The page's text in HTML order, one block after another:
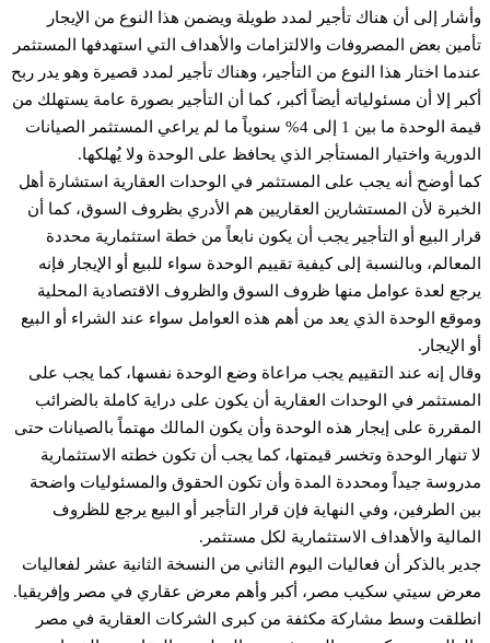
إلى أن هناك تأجير لمدد طويلة ويضمن هذا النوع من الإيجار
بعض المصروفات والالتزامات والأهداف التي استهدفها المستثمر
اختار هذا النوع من التأجير، وهناك تأجير لمدد قصيرة وهو يدر ربح
إلا أن مسئولياته أيضاً أكبر، كما أن التأجير بصورة عامة يستهلك من
قيمة الوحدة ما بين 1 إلى 4% سنوياً ما لم يراعي المستثمر الصيانات
واختيار المستأجر الذي يحافظ على الوحدة ولا يُهلكها.
أوضح أنه يجب على المستثمر في الوحدات العقارية استشارة أهل
لأن المستشارين العقاريين هم الأدري بظروف السوق، كما أن
البيع أو التأجير يجب أن يكون نابعاً من خطة استثمارية محددة
وبالنسبة إلى كيفية تقييم الوحدة سواء للبيع أو الإيجار فإنه
لعدة عوامل منها ظروف السوق والظروف الاقتصادية المحلية
الوحدة الذي يعد من أهم هذه العوامل سواء عند الشراء أو البيع
الإيجار.
إنه عند التقييم يجب مراعاة وضع الوحدة نفسها، كما يجب على
في الوحدات العقارية أن يكون على دراية كاملة بالضرائب
على إيجار هذه الوحدة وأن يكون المالك مهتماً بالصيانات حتى
تنهار الوحدة وتخسر قيمتها، كما يجب أن تكون خطته الاستثمارية
جيداً ومحددة المدة وأن تكون الحقوق والمسئوليات واضحة
الطرفين، وفي النهاية فإن قرار التأجير أو البيع يرجع للظروف
والأهداف الاستثمارية لكل مستثمر.
بالذكر أن فعاليات اليوم الثاني من النسخة الثانية عشر لفعاليات
سيتي سكيب مصر، أكبر وأهم معرض عقاري في مصر وإفريقيا.
وسط مشاركة مكثفة من كبرى الشركات العقارية في مصر